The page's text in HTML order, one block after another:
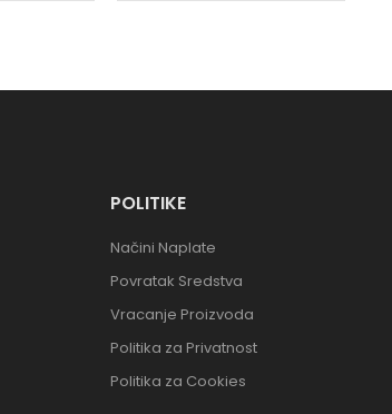
POLITIKE
Načini Naplate
Povratak Sredstva
Vracanje Proizvoda
Politika za Privatnost
Politika za Cookies